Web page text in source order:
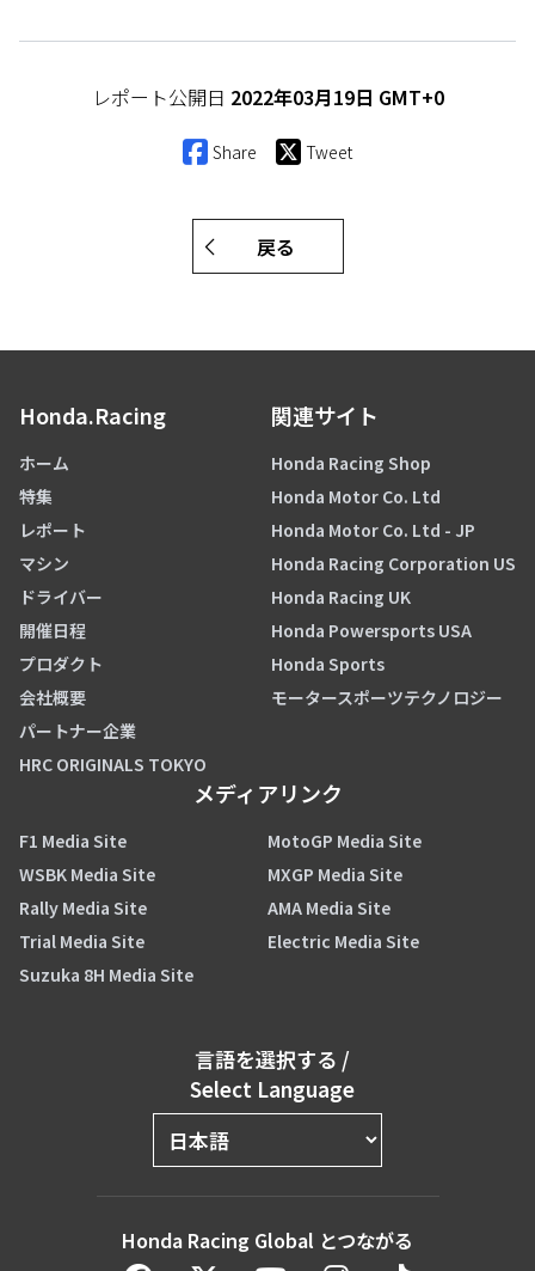
レポート公開日 2022年03月19日 GMT+0
Share Tweet
戻る
Honda.Racing
ホーム
特集
レポート
マシン
ドライバー
開催日程
プロダクト
会社概要
パートナー企業
HRC ORIGINALS TOKYO
関連サイト
Honda Racing Shop
Honda Motor Co. Ltd
Honda Motor Co. Ltd - JP
Honda Racing Corporation US
Honda Racing UK
Honda Powersports USA
Honda Sports
モータースポーツテクノロジー
メディアリンク
F1 Media Site
MotoGP Media Site
WSBK Media Site
MXGP Media Site
Rally Media Site
AMA Media Site
Trial Media Site
Electric Media Site
Suzuka 8H Media Site
言語を選択する /
Select Language
Honda Racing Global とつながる